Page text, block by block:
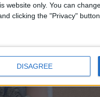
website only. You can
clicking the "Privacy"
DISAGREE